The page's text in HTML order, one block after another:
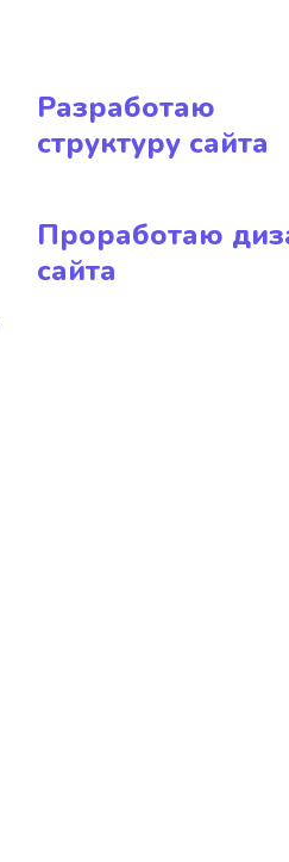
Разработаю
структуру сайта
Проработаю
сайта